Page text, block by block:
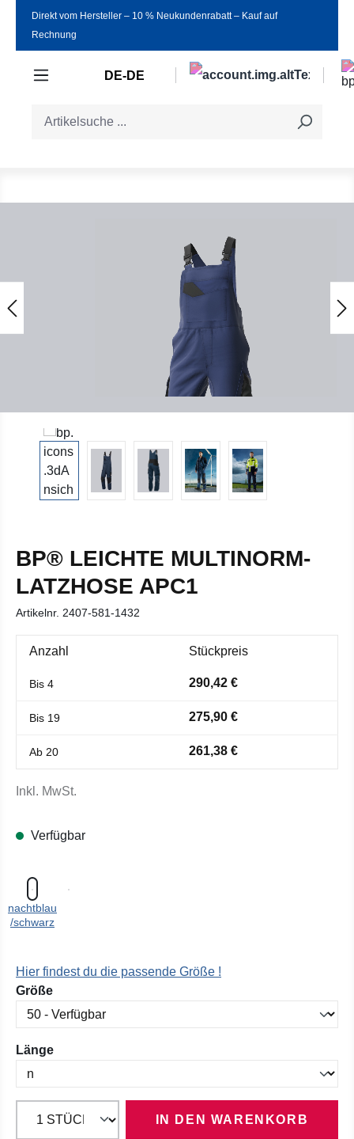
Zum Hauptinhalt springen
Direkt vom Hersteller ‒ 10 % Neukundenrabatt ‒ Kauf auf
Rechnung
DE-DE
BP® LEICHTE MULTINORM-
LATZHOSE APC1
Artikelnr. 2407-581-1432
Anzahl Stückpreis
Bis 4 290,42 €
Bis 19 275,90 €
Ab 20 261,38 €
Inkl. MwSt.
Verfügbar
nachtblau
/schwarz
Hier findest du die passende Größe !
Größeauswählen
Längeauswählen
IN DEN WARENKORB